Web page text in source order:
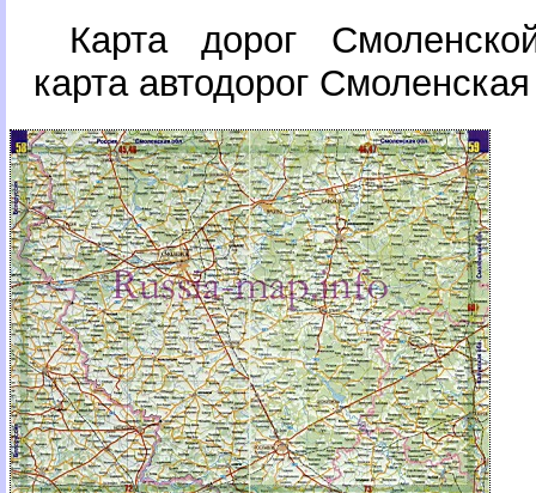
Карта дорог
карта автодорог